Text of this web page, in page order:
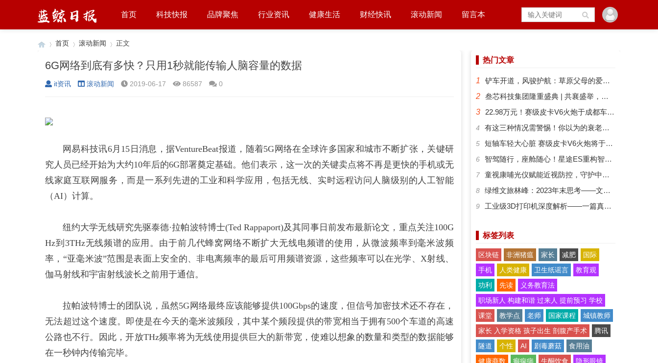
首页 科技快报 品牌聚焦 行业资讯 健康生活 财经快讯 滚动新闻 留言本
›
首页
›
滚动新闻
›
正文
6G网络到底有多快？只用1秒就能传输人脑容量的数据
it资讯 滚动新闻 2019-06-17 86587 0
网易科技讯6月15日消息，据VentureBeat报道，随着5G网络在全球许多国家和城市不断扩张，关键研
究人员已经开始为大约10年后的6G部署奠定基础。他们表示，这一次的关键卖点将不再是更快的手机或无
线家庭互联网服务，而是一系列先进的工业和科学应用，包括无线、实时远程访问人脑级别的人工智能
（AI）计算。
纽约大学无线研究先驱泰德·拉帕波特博士(Ted Rappaport)及其同事日前发布最新论文，重点关注100G
Hz到3THz无线频谱的应用。由于前几代蜂窝网络不断扩大无线电频谱的使用，从微波频率到毫米波频
率，“亚毫米波”范围是表面上安全的、非电离频率的最后可用频谱资源，这些频率可以在光学、X射线、
伽马射线和宇宙射线波长之前用于通信。
拉帕波特博士的团队说，虽然5G网络最终应该能够提供100Gbps的速度，但信号加密技术还不存在，
无法超过这个速度。即使是在今天的毫米波频段，其中某个频段提供的带宽相当于拥有500个车道的高速
公路也不行。因此，开放THz频率将为无线使用提供巨大的新带宽，使难以想象的数量和类型的数据能够
在一秒钟内传输完毕。
热门文章
1
铲车开道，风骏护航：草原父母的爱有多硬核？
2 叁芯科技集团隆重盛典 | 共襄盛举，筑梦未来
3
22.98万元！赛级皮卡V6火炮于成都车展正式预售
4 ​有这三种情况需警惕！你以为的衰老可能是“大脑预警”
5 短轴车轻大心脏 赛级皮卡V6火炮将于成都车展开启预售
6 智驾随行，座舱随心！星途ES重构智能化出行新体验
7 ​童视康哺光仪赋能近视防控，守护中国孩子的清晰视界
8 绿维文旅林峰：2023年末思考——文旅新势力与文旅新时代
9 工业级3D打印机深度解析——一篇真正能帮你选对机器的指南
标签列表
区块链 非洲猪瘟 家长 减肥
国际
手机
人类健康 卫生纸谣言
教育观
功利
先读
义务教育法
职场新人 构建和谐 过来人 提前预习 学校
课堂
教学点 老师 国家课程
城镇教师
家长 入学资格 孩子出生 剖腹产手术
腾讯
隧道
个性 AI 剧毒蘑菇
食用油
健康商数
癫痫病 生酮饮食
隐形眼镜